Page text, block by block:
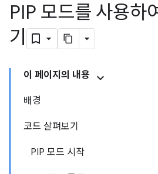
PIP 모드를 사용하
기
이 페이지의 내용
배경
코드 살펴보기
PIP 모드 시작